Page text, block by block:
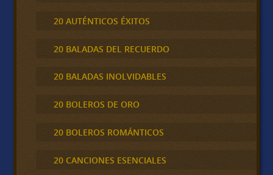
20 AUTÉNTICOS ÉXITOS
20 BALADAS DEL RECUERDO
20 BALADAS INOLVIDABLES
20 BOLEROS DE ORO
20 BOLEROS ROMÁNTICOS
20 CANCIONES ESENCIALES